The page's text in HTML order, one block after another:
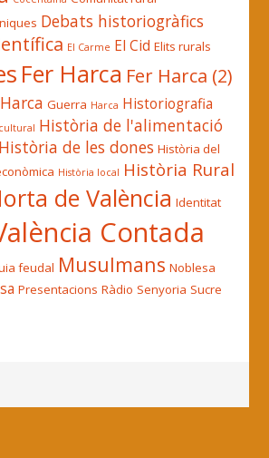
Debats historiogràfics
El Carme El Cid Elits rurals
Fer Harca Fer Harca (2)
Guerra Harca Historiografia
Història de l'alimentació
Història de les dones Història del
Història local Història Rural
de València Identitat
Contada
feudal Musulmans Noblesa
Presentacions Ràdio Senyoria Sucre